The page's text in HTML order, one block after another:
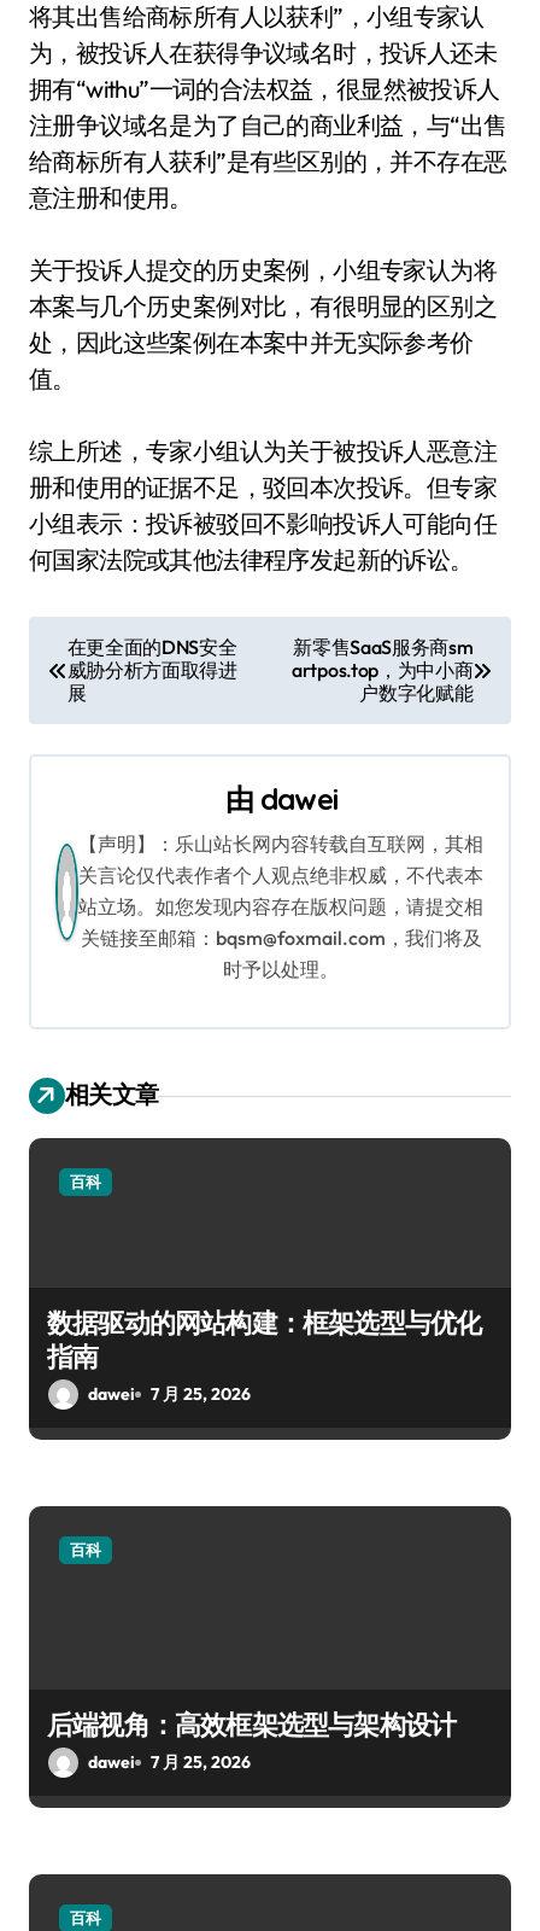
将其出售给商标所有人以获利”，小组专家认
为，被投诉人在获得争议域名时，投诉人还未
拥有“withu”一词的合法权益，很显然被投诉人
注册争议域名是为了自己的商业利益，与“出售
给商标所有人获利”是有些区别的，并不存在恶
意注册和使用。
关于投诉人提交的历史案例，小组专家认为将
本案与几个历史案例对比，有很明显的区别之
处，因此这些案例在本案中并无实际参考价
值。
综上所述，专家小组认为关于被投诉人恶意注
册和使用的证据不足，驳回本次投诉。但专家
小组表示：投诉被驳回不影响投诉人可能向任
何国家法院或其他法律程序发起新的诉讼。
章
导
在更全面的DNS安全
威胁分析方面取得进
展
新零售SaaS服务商sm
artpos.top，为中小商
户数字化赋能
由 dawei
【声明】：乐山站长网内容转载自互联网，其相
关言论仅代表作者个人观点绝非权威，不代表本
站立场。如您发现内容存在版权问题，请提交相
关链接至邮箱：bqsm@foxmail.com，我们将及
时予以处理。
相关文章
百科
数据驱动的网站构建：框架选型与优化
指南
dawei 7 月 25, 2026
百科
后端视角：高效框架选型与架构设计
dawei 7 月 25, 2026
百科